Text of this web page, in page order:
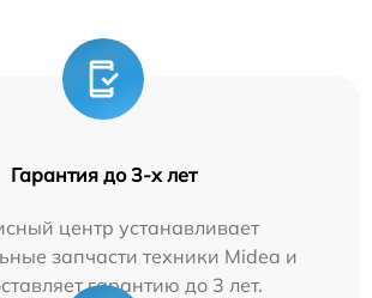
Гарантия до 3-х лет
центр устанавливает
запчасти техники Midea и
гарантию до 3 лет.